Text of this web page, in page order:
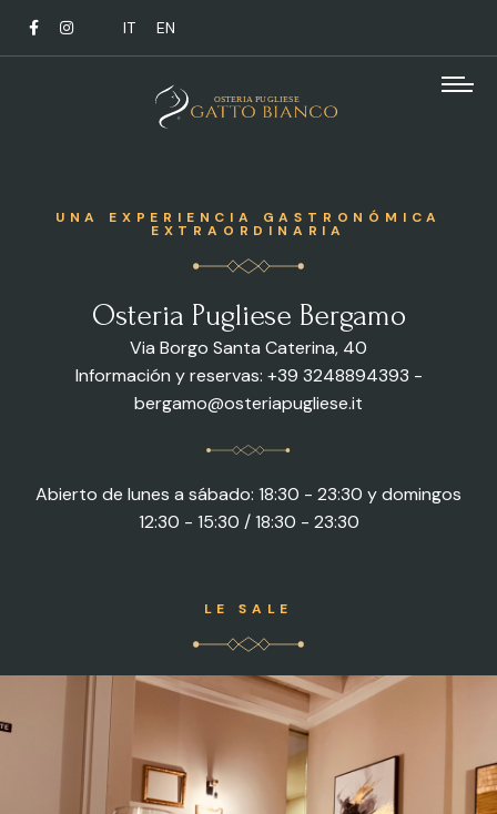
IT EN
UNA EXPERIENCIA GASTRONÓMICA
EXTRAORDINARIA
Osteria Pugliese Bergamo
Via Borgo Santa Caterina, 40
Información y reservas: +39 3248894393 -
bergamo@osteriapugliese.it
Abierto de lunes a sábado: 18:30 - 23:30 y domingos
12:30 - 15:30 / 18:30 - 23:30
LE SALE